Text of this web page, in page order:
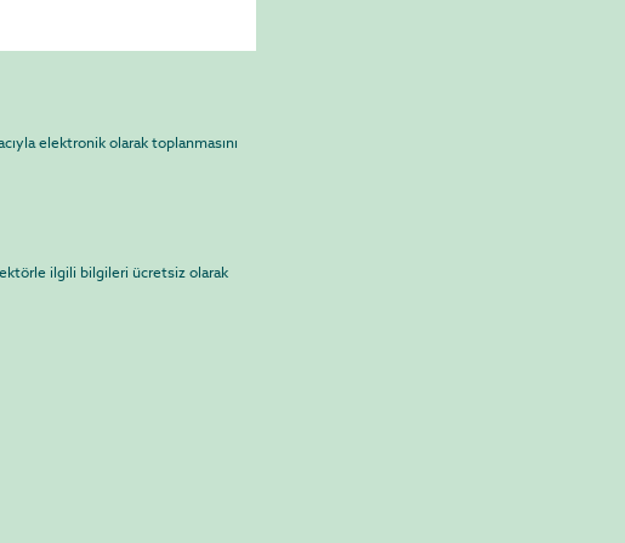
elektronik olarak toplanmasını
ilgili bilgileri ücretsiz olarak